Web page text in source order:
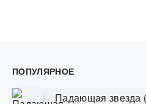
ПОПУЛЯРНОЕ
Падающая звезда